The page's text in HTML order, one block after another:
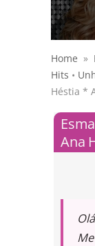
Home »
Hits •
Héstia *
Ana